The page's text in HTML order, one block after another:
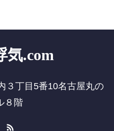
気.com
３丁目5番10名古屋丸の
８階